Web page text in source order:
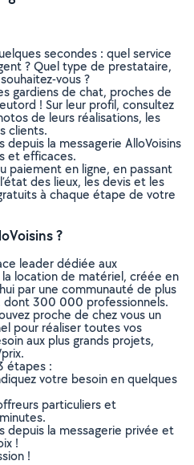
secondes : quel service
? Quel type de prestataire,
vous ?
gardiens de chat, proches de
! Sur leur profil, consultez
de leurs réalisations, les
clients.
la messagerie AlloVoisins
et efficaces.
paiement en ligne, en passant
des lieux, les devis et les
à chaque étape de votre
?
leader dédiée aux
location de matériel, créée en
par une communauté de plus
dont 300 000 professionnels.
proche de chez vous un
pour réaliser toutes vos
aux plus grands projets,
étapes :
votre besoin en quelques
particuliers et
depuis la messagerie privée et
!
!